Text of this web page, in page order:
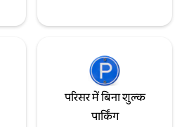
परिसर में बिना शुल्क
पार्किंग